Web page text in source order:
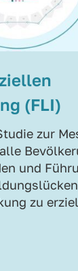
(FLI)
zur
und
zu